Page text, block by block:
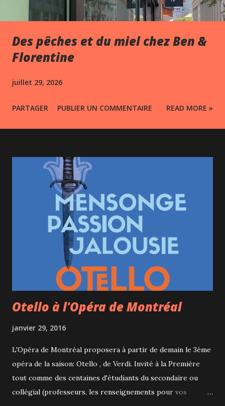
Des pêches et du miel chez Ben &
Florentine
juillet 29, 2026
PARTAGER PUBLIER UN COMMENTAIRE READ MORE »
Otello à l'Opéra de Montréal
janvier 29, 2016
L'Opéra de Montréal proposera à partir de demain le 3ème
opéra de la saison: Otello , de Verdi. Invité à la Première
tout comme des centaines d'étudiants du secondaire ou
collégial (professeurs, les renseignements pour vos